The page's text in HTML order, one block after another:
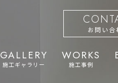
お問い合
GALLERY
施工ギャラリー
WORKS
施工事例